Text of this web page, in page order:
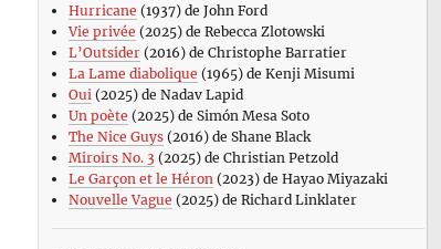
Hurricane (1937) de John Ford
Vie privée (2025) de Rebecca Zlotowski
L’Outsider(2016) de Christophe Barratier
La Lame diabolique (1965) de Kenji Misumi
Oui(2025) de Nadav Lapid
Un poète (2025) de Simón Mesa Soto
The Nice Guys(2016) de Shane Black
Miroirs No. 3 (2025) de Christian Petzold
Le Garçon et le Héron(2023) de Hayao Miyazaki
Nouvelle Vague (2025) de Richard Linklater